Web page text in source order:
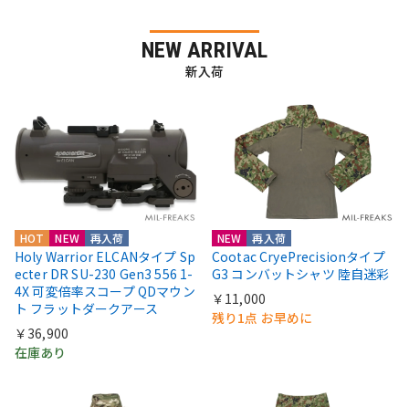
NEW ARRIVAL
新入荷
HOT NEW 再入荷
Holy Warrior ELCANタイプ Sp
ecter DR SU-230 Gen3 556 1-
4X 可変倍率スコープ QDマウン
ト フラットダークアース
￥36,900
在庫あり
NEW 再入荷
Cootac CryePrecisionタイプ
G3 コンバットシャツ 陸自迷彩
￥11,000
残り1点 お早めに